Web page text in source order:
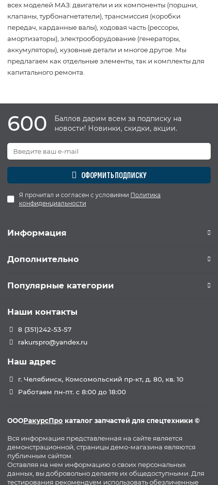
всех моделей МАЗ: двигатели и их компоненты (поршни,
клапаны, турбонагнетатели), трансмиссия (коробки
передач, карданные валы), ходовая часть (рессоры,
амортизаторы), электрооборудование (генераторы,
аккумуляторы), кузовные детали и многое другое. Мы
предлагаем как отдельные элементы, так и комплекты для
капитального ремонта.
600
Баллов дарим всем за подписку на
новости! Новинки, скидки, акции.
ОФОРМИТЬ ПОДПИСКУ
Я прочитал и согласен с условиями Политика
конфиденциальности
Информация
Дополнительно
Популярные категории
Наши контакты
8 (351)242-53-57
rakurspro@yandex.ru
Наш адрес
г. Челябинск, Комсомольский пр-кт, д. 80, кв. 10
Работаем пн-пт. с 8:00 до 18:00
ОООРакурсПро каталог запчастей для спецтехники ©
Вся информация представленная на сайте является
демонстрационной, страницы демо-магазина являются
публичным сайтом.
Оставляя на нем информацию о своих персональных
данных, вы добровольно делаете их общедоступными. Для
тестирования рекомендуем использовать обезличенные